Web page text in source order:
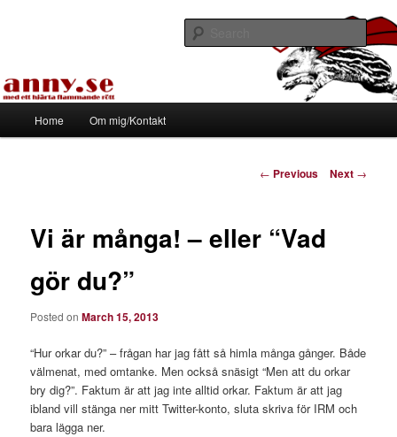
Tapirhen
Home Om mig/Kontakt
Post
← Previous Next →
Vi är många! – eller “Vad
gör du?”
Posted onMarch 15, 2013
“Hur orkar du?” – frågan har jag fått så himla många gånger. Både
välmenat, med omtanke. Men också snäsigt “Men att du orkar
bry dig?”. Faktum är att jag inte alltid orkar. Faktum är att jag
ibland vill stänga ner mitt Twitter-konto, sluta skriva för IRM och
bara lägga ner.